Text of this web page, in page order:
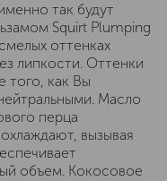
так будут
Squirt Plumping
оттенках
липкости. Оттенки
того, как Вы
Масло
перца
вызывая
объем. Кокосовое